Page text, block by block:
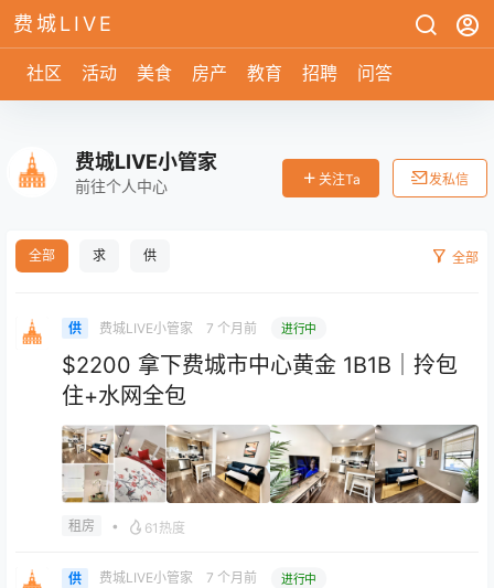
费城LIVE
社区 活动 美食 房产 教育 招聘 问答
费城LIVE小管家
前往个人中心 关注Ta 发私信
全部 求 供 全部
供 费城LIVE小管家 7 个月前 进行中
$2200 拿下费城市中心黄金 1B1B｜拎包
住+水网全包
租房 • 61热度
供 费城LIVE小管家 7 个月前 进行中